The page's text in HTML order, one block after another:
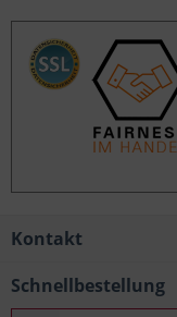
Kontakt
Schnellbestellung